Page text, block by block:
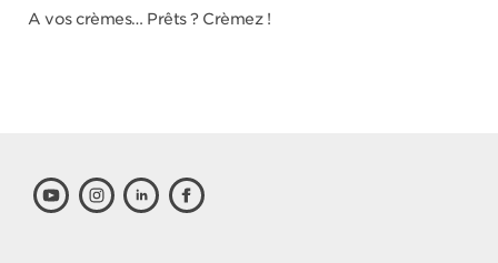
A vos crèmes… Prêts ? Crèmez !